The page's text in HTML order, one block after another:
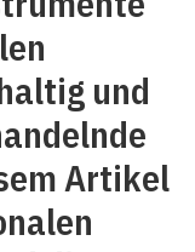
und
Artikel